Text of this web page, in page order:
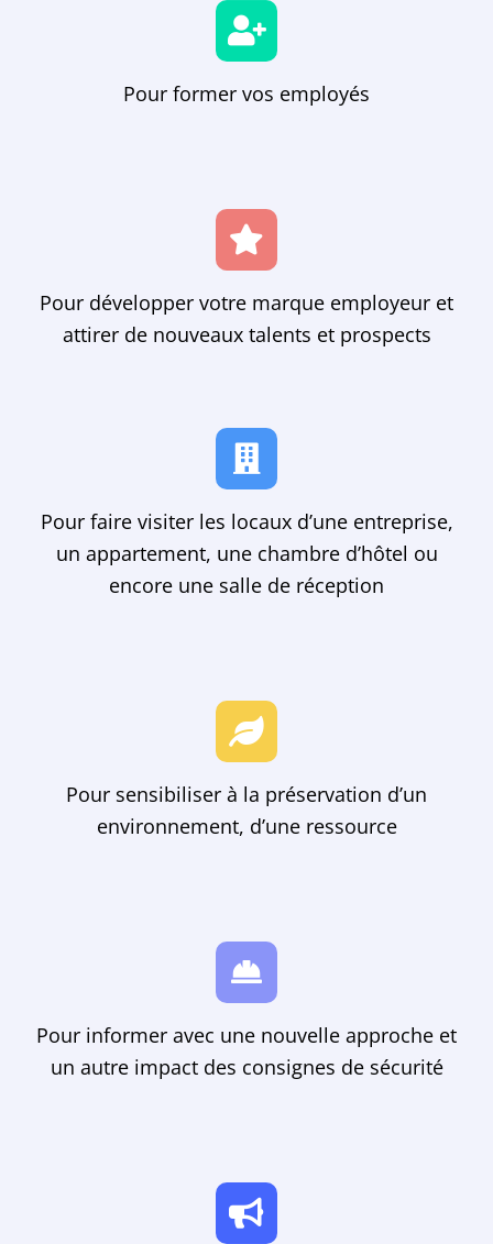
Pour former vos employés
Pour développer votre marque employeur et
attirer de nouveaux talents et prospects
Pour faire visiter les locaux d’une entreprise,
un appartement, une chambre d’hôtel ou
encore une salle de réception
Pour sensibiliser à la préservation d’un
environnement, d’une ressource
Pour informer avec une nouvelle approche et
un autre impact des consignes de sécurité